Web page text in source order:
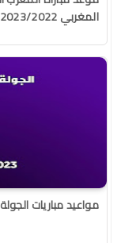
المغربي 2023/2022.
مواعيد مباريات الجولة 27 من البطولة الإحترافية 2022/2023